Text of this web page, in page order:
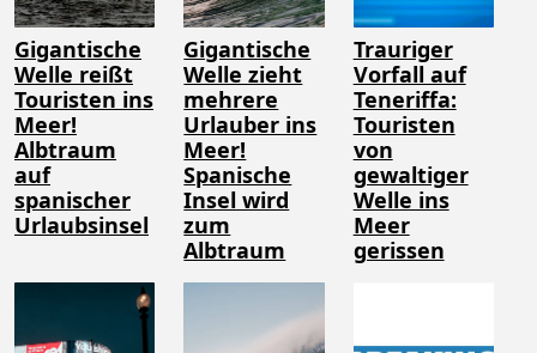
Gigantische
Welle reißt
Touristen ins
Meer!
Albtraum
auf
spanischer
Urlaubsinsel
Gigantische
Welle zieht
mehrere
Urlauber ins
Meer!
Spanische
Insel wird
zum
Albtraum
Trauriger
Vorfall auf
Teneriffa:
Touristen
von
gewaltiger
Welle ins
Meer
gerissen